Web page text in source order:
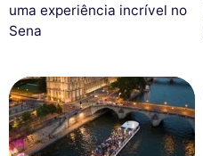
uma experiência incrível no
Sena